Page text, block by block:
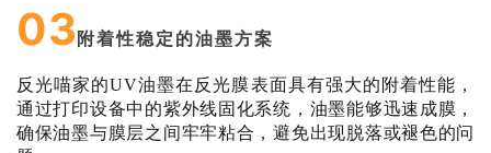
03附着性稳定的油墨方案
反光喵家的UV油墨在反光膜表面具有强大的附着性能，
通过打印设备中的紫外线固化系统，油墨能够迅速成膜，
确保油墨与膜层之间牢牢粘合，避免出现脱落或褪色的问